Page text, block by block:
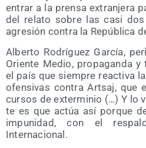
entrar a la pren­sa extran­je­ra
del rela­to sobre las casi
agre­sión con­tra la Repú­bli­ca
Alber­to Rodrí­guez Gar­cía,
Orien­te Medio, pro­pa­gan­da
el país que siem­pre reac­ti­va
ofen­si­vas con­tra Artsaj, que
cur­sos de exter­mi­nio (…) Y lo
te es que actúa así por­que
impu­ni­dad, con el
Internacional.